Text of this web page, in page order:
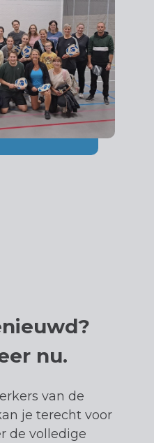
nu.
van de
je terecht voor
de volledige